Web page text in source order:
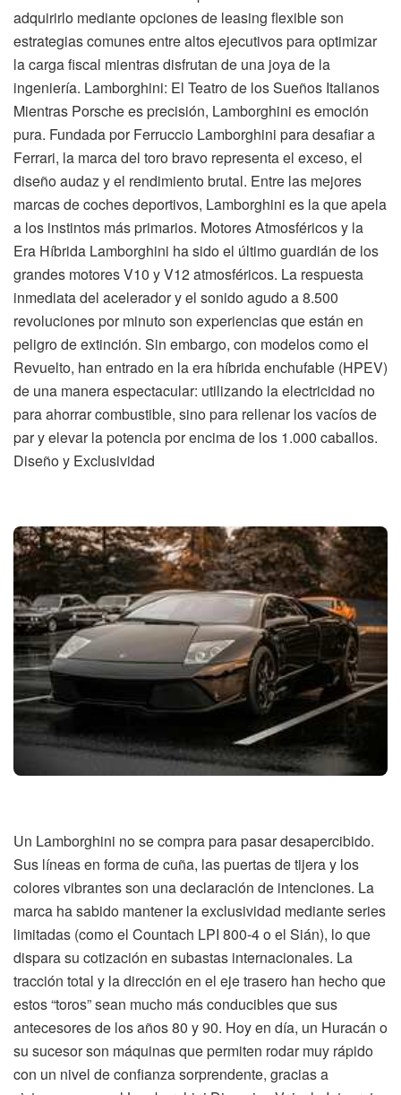
adquirirlo mediante opciones de leasing flexible son
estrategias comunes entre altos ejecutivos para optimizar
la carga fiscal mientras disfrutan de una joya de la
ingeniería. Lamborghini: El Teatro de los Sueños Italianos
Mientras Porsche es precisión, Lamborghini es emoción
pura. Fundada por Ferruccio Lamborghini para desafiar a
Ferrari, la marca del toro bravo representa el exceso, el
diseño audaz y el rendimiento brutal. Entre las mejores
marcas de coches deportivos, Lamborghini es la que apela
a los instintos más primarios. Motores Atmosféricos y la
Era Híbrida Lamborghini ha sido el último guardián de los
grandes motores V10 y V12 atmosféricos. La respuesta
inmediata del acelerador y el sonido agudo a 8.500
revoluciones por minuto son experiencias que están en
peligro de extinción. Sin embargo, con modelos como el
Revuelto, han entrado en la era híbrida enchufable (HPEV)
de una manera espectacular: utilizando la electricidad no
para ahorrar combustible, sino para rellenar los vacíos de
par y elevar la potencia por encima de los 1.000 caballos.
Diseño y Exclusividad
Un Lamborghini no se compra para pasar desapercibido.
Sus líneas en forma de cuña, las puertas de tijera y los
colores vibrantes son una declaración de intenciones. La
marca ha sabido mantener la exclusividad mediante series
limitadas (como el Countach LPI 800-4 o el Sián), lo que
dispara su cotización en subastas internacionales. La
tracción total y la dirección en el eje trasero han hecho que
estos “toros” sean mucho más conducibles que sus
antecesores de los años 80 y 90. Hoy en día, un Huracán o
su sucesor son máquinas que permiten rodar muy rápido
con un nivel de confianza sorprendente, gracias a